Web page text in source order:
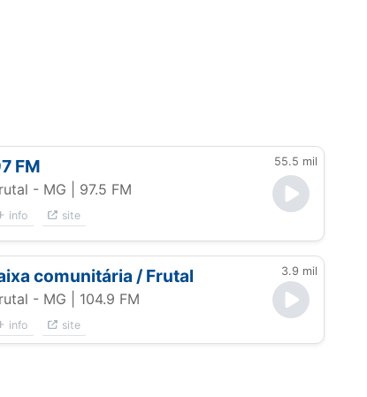
FM 55.5 mil
- MG | 97.5 FM
info site
comunitária / Frutal 3.9 mil
- MG | 104.9 FM
info site